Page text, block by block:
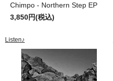
Chimpo - Northern Step EP
3,850円(税込)
Listen♪